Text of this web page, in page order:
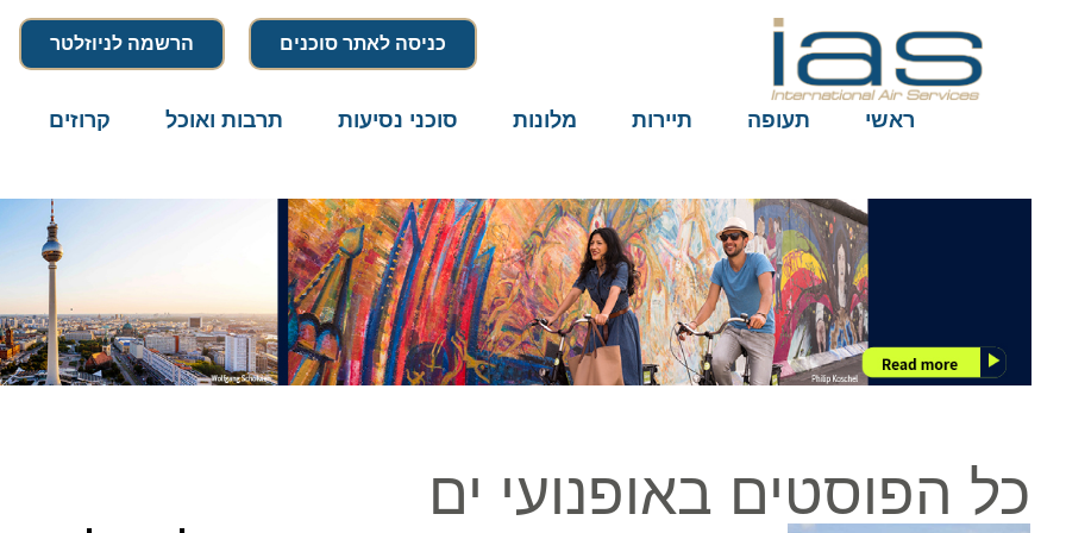
כניסה לאתר סוכנים הרשמה לניוזלטר
ראשי תעופה תיירות מלונות סוכני נסיעות תרבות ואוכל קרוזים
כל הפוסטים באופנועי ים